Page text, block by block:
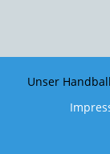
Unser